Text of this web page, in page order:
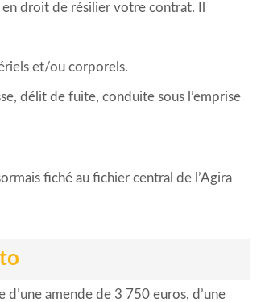
droit de résilier votre contrat. Il
et/ou corporels.
délit de fuite, conduite sous l’emprise
fiché au fichier central de l’Agira
d’une amende de 3 750 euros, d’une